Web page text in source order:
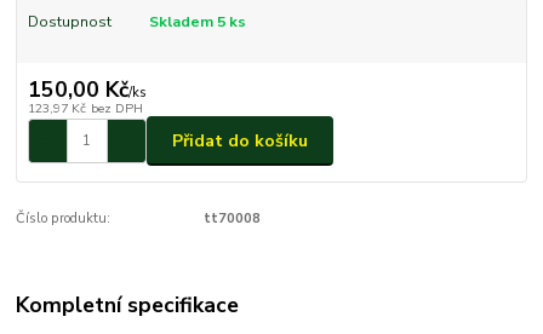
Dostupnost Skladem 5 ks
150,00 Kč/ks
123,97 Kč bez DPH
Přidat do košíku
Číslo produktu: tt70008
Kompletní specifikace